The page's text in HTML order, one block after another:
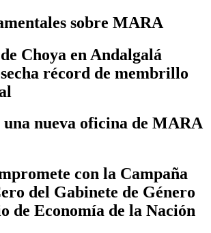
sobre MARA
Choya en Andalgalá
récord de membrillo
nueva oficina de MARA
con la Campaña
del Gabinete de Género
de Economía de la Nación